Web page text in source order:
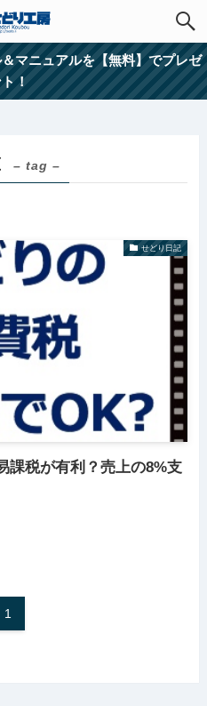
マニュアルを【無料】でプレゼ
！
– tag –
せどり日記
課税が有利？売上の8%支
1